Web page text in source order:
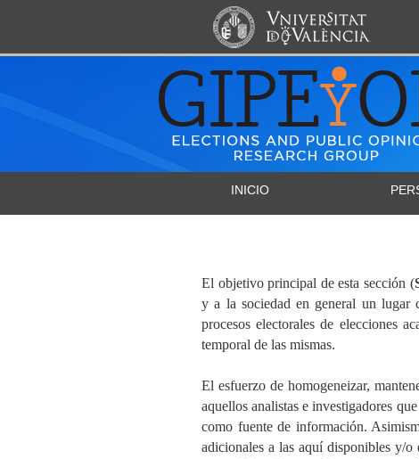
INICIO
El objetivo principal de esta sección (
y a la sociedad en general un lugar
procesos electorales de elecciones
temporal de las mismas.
El esfuerzo de homogeneizar,
aquellos analistas e investigadores
como fuente de información.
adicionales a las aquí disponibles y/o